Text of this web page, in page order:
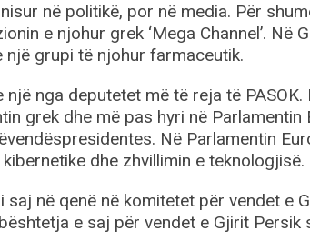
në politikë, por në media. Për
e njohur grek ‘Mega Channel’. Në
një grupi të njohur farmaceutik.
një nga deputetet më të reja të
grek dhe më pas hyri në
Në Parlamentin
dhe zhvillimin e teknologjisë.
saj në qenë në komitetet për vendet e
e saj për vendet e Gjirit Persik